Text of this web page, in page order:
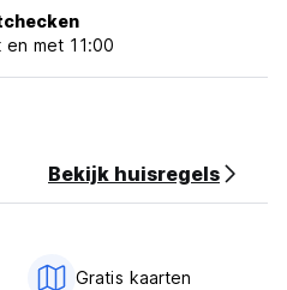
ondergebracht in het
from original language)
en met 11:00
Bekijk huisregels
Gratis kaarten